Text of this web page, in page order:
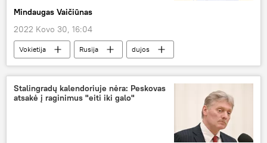
Mindaugas Vaičiūnas
2022 Kovo 30, 16:04
Vokietija Rusija
dujos
Pasaulyje
Stalingradų kalendoriuje nėra: Peskovas
atsakė į raginimus "eiti iki galo"